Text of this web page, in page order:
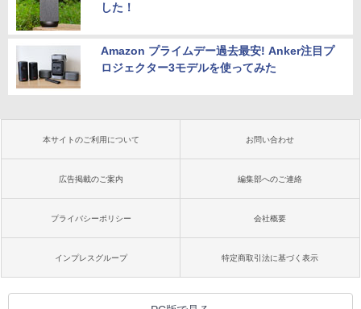
した！
Amazon プライムデー過去最安! Anker注目プ
ロジェクター3モデルを使ってみた
本サイトのご利用について お問い合わせ
広告掲載のご案内 編集部へのご連絡
プライバシーポリシー 会社概要
インプレスグループ 特定商取引法に基づく表示